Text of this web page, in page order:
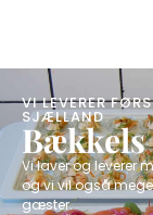
VI LEVERER
SJÆLLAND
Vi laver og leverer
og vi vil også
gæster.